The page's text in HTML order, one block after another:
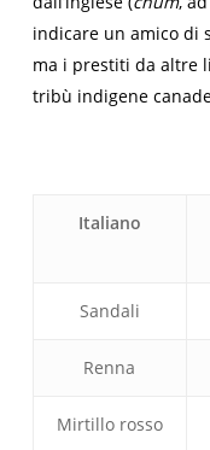
indicare un amico di
ma i prestiti da altre
tribù indigene
Italiano
Sandali
Renna
Mirtillo rosso